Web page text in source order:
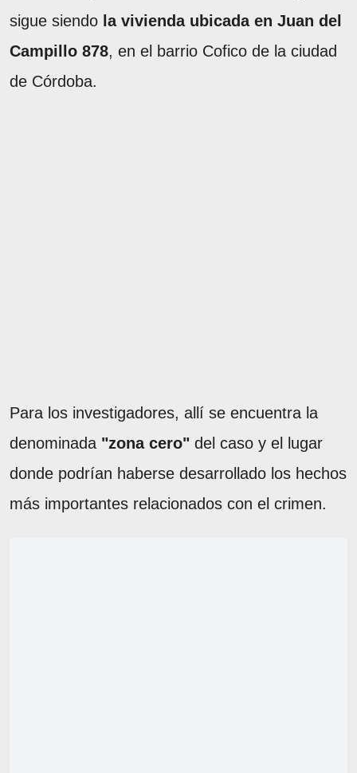
sigue siendo la vivienda ubicada en Juan del
Campillo 878, en el barrio Cofico de la ciudad
de Córdoba.
Para los investigadores, allí se encuentra la
denominada "zona cero" del caso y el lugar
donde podrían haberse desarrollado los hechos
más importantes relacionados con el crimen.